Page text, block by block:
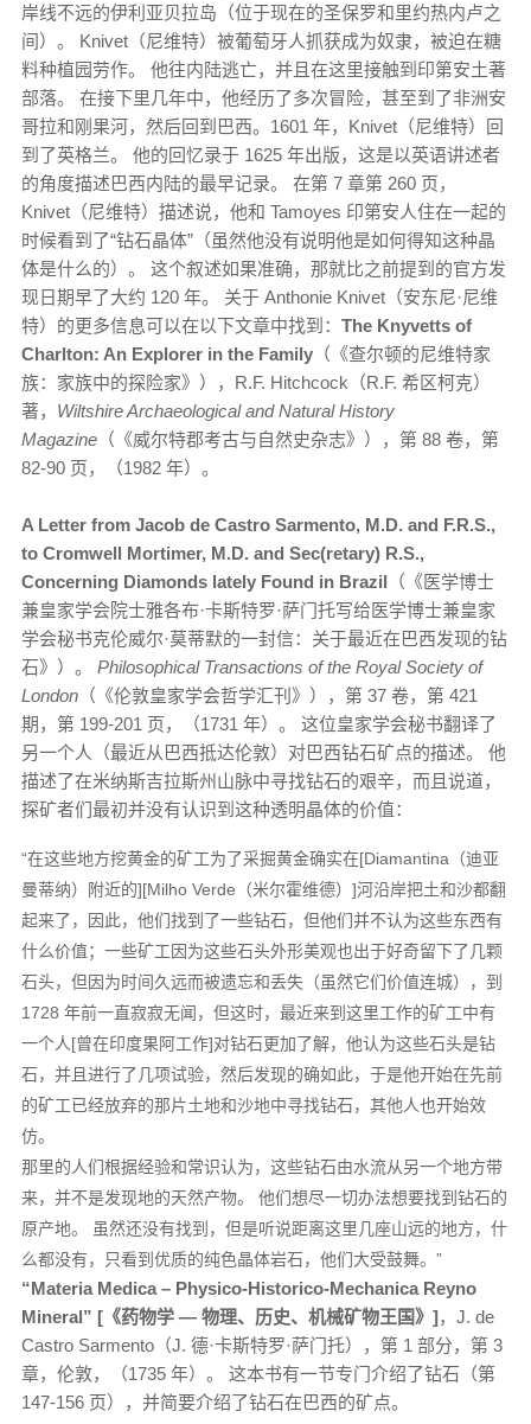
岸线不远的伊利亚贝拉岛（位于现在的圣保罗和里约热内卢之
间）。 Knivet（尼维特）被葡萄牙人抓获成为奴隶，被迫在糖
料种植园劳作。 他往内陆逃亡，并且在这里接触到印第安土著
部落。 在接下里几年中，他经历了多次冒险，甚至到了非洲安
哥拉和刚果河，然后回到巴西。1601 年，Knivet（尼维特）回
到了英格兰。 他的回忆录于 1625 年出版，这是以英语讲述者
的角度描述巴西内陆的最早记录。 在第 7 章第 260 页，
Knivet（尼维特）描述说，他和 Tamoyes 印第安人住在一起的
时候看到了“钻石晶体”（虽然他没有说明他是如何得知这种晶
体是什么的）。 这个叙述如果准确，那就比之前提到的官方发
现日期早了大约 120 年。 关于 Anthonie Knivet（安东尼·尼维
特）的更多信息可以在以下文章中找到： The Knyvetts of
Charlton: An Explorer in the Family （《查尔顿的尼维特家
族：家族中的探险家》），R.F. Hitchcock（R.F. 希区柯克）
著， Wiltshire Archaeological and Natural History
Magazine （《威尔特郡考古与自然史杂志》），第 88 卷，第
82-90 页，（1982 年）。
A Letter from Jacob de Castro Sarmento, M.D. and F.R.S.,
to Cromwell Mortimer, M.D. and Sec(retary) R.S.,
Concerning Diamonds lately Found in Brazil （《医学博士
兼皇家学会院士雅各布·卡斯特罗·萨门托写给医学博士兼皇家
学会秘书克伦威尔·莫蒂默的一封信：关于最近在巴西发现的钻
石》）。 Philosophical Transactions of the Royal Society of
London （《伦敦皇家学会哲学汇刊》），第 37 卷，第 421
期，第 199-201 页，（1731 年）。 这位皇家学会秘书翻译了
另一个人（最近从巴西抵达伦敦）对巴西钻石矿点的描述。 他
描述了在米纳斯吉拉斯州山脉中寻找钻石的艰辛，而且说道，
探矿者们最初并没有认识到这种透明晶体的价值：
“在这些地方挖黄金的矿工为了采掘黄金确实在[Diamantina（迪亚
曼蒂纳）附近的][Milho Verde（米尔霍维德）]河沿岸把土和沙都翻
起来了，因此，他们找到了一些钻石，但他们并不认为这些东西有
什么价值；一些矿工因为这些石头外形美观也出于好奇留下了几颗
石头，但因为时间久远而被遗忘和丢失（虽然它们价值连城），到
1728 年前一直寂寂无闻，但这时，最近来到这里工作的矿工中有
一个人[曾在印度果阿工作]对钻石更加了解，他认为这些石头是钻
石，并且进行了几项试验，然后发现的确如此，于是他开始在先前
的矿工已经放弃的那片土地和沙地中寻找钻石，其他人也开始效
仿。
那里的人们根据经验和常识认为，这些钻石由水流从另一个地方带
来，并不是发现地的天然产物。 他们想尽一切办法想要找到钻石的
原产地。 虽然还没有找到，但是听说距离这里几座山远的地方，什
么都没有，只看到优质的纯色晶体岩石，他们大受鼓舞。”
“Materia Medica – Physico-Historico-Mechanica Reyno
Mineral” [《药物学 — 物理、历史、机械矿物王国》]，J. de
Castro Sarmento（J. 德·卡斯特罗·萨门托），第 1 部分，第 3
章，伦敦，（1735 年）。 这本书有一节专门介绍了钻石（第
147-156 页），并简要介绍了钻石在巴西的矿点。